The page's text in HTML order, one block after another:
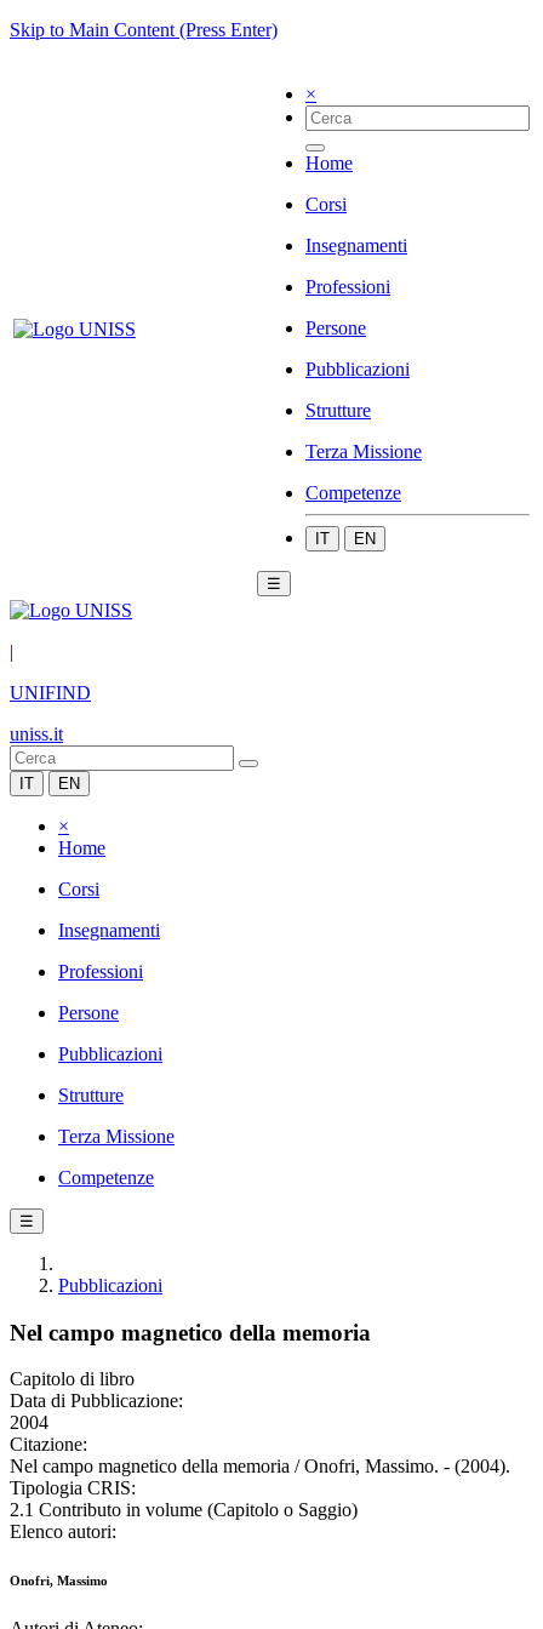
Skip to Main Content (Press Enter)
×
Home
Corsi
Insegnamenti
Professioni
Persone
Pubblicazioni
Strutture
Terza Missione
Competenze
IT EN
☰
|
UNIFIND
uniss.it
IT EN
×
Home
Corsi
Insegnamenti
Professioni
Persone
Pubblicazioni
Strutture
Terza Missione
Competenze
☰
Pubblicazioni
Nel campo magnetico della memoria
Capitolo di libro
Data di Pubblicazione:
2004
Citazione:
Nel campo magnetico della memoria / Onofri, Massimo. - (2004).
Tipologia CRIS:
2.1 Contributo in volume (Capitolo o Saggio)
Elenco autori:
Onofri, Massimo